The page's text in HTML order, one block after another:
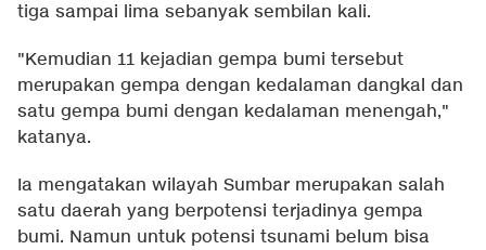
tiga sampai lima sebanyak sembilan kali.
"Kemudian 11 kejadian gempa bumi tersebut
merupakan gempa dengan kedalaman dangkal dan
satu gempa bumi dengan kedalaman menengah,"
katanya.
Ia mengatakan wilayah Sumbar merupakan salah
satu daerah yang berpotensi terjadinya gempa
bumi. Namun untuk potensi tsunami belum bisa